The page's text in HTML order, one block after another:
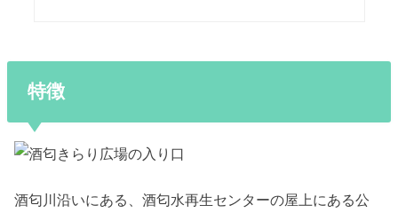
特徴
酒匂川沿いにある、酒匂水再生センターの屋上にある公